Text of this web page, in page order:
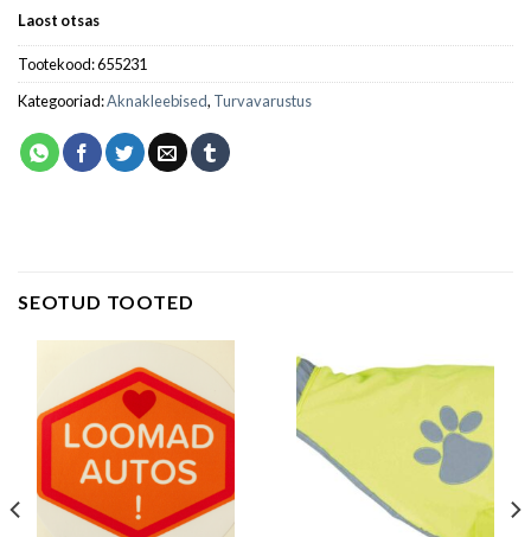
Laost otsas
Tootekood:655231
Kategooriad:Aknakleebised, Turvavarustus
SEOTUD TOOTED